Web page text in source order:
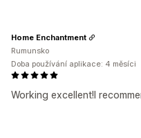
Working excellent!I
Home Enchantment
Rumunsko
Doba používání aplikace: 4 měsíci